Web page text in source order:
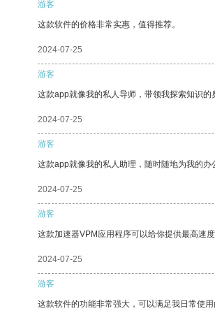
游客
这款软件的价格非常实惠，值得推荐。
2024-07-25
游客
这款app就像我的私人导师，带领我探索知识的
2024-07-25
游客
这款app就像我的私人助理，随时随地为我的
2024-07-25
游客
这款加速器VPM应用程序可以给你提供最高速
2024-07-25
游客
这款软件的功能非常强大，可以满足我日常使用